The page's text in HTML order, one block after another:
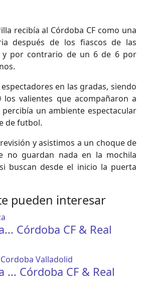
recibía al Córdoba CF como una
después de los fiascos de las
y por contrario de un 6 de 6 por
en las gradas, siendo
valientes que acompañaron a
un ambiente espectacular
de futbol.
y asistimos a un choque de
no guardan nada en la mochila
buscan desde el inicio la puerta
pueden interesar
Córdoba CF & Real
... Córdoba CF & Real